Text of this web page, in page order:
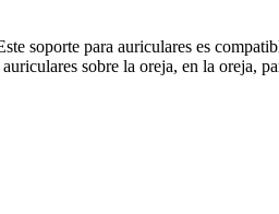
soporte para auriculares es
sobre la oreja, en la oreja,